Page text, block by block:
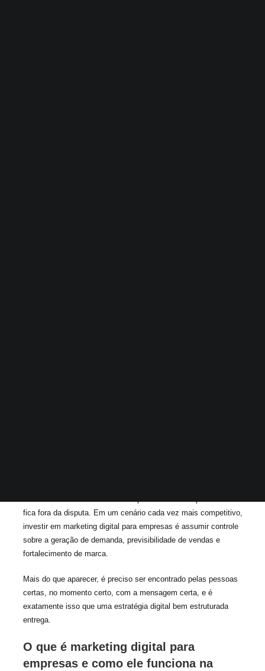
fica fora da disputa. Em um cenário cada vez mais competitivo,
investir em marketing digital para empresas é assumir controle
sobre a geração de demanda, previsibilidade de vendas e
fortalecimento de marca.
Mais do que aparecer, é preciso ser encontrado pelas pessoas
certas, no momento certo, com a mensagem certa, e é
exatamente isso que uma estratégia digital bem estruturada
entrega.
O que é marketing digital para
empresas e como ele funciona na